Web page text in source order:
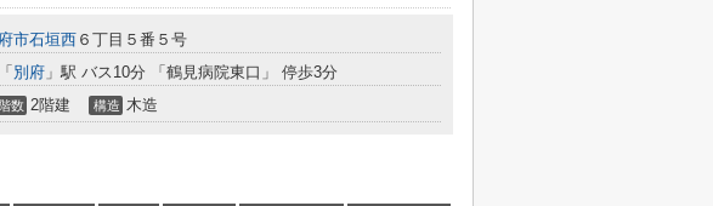
市石垣西 ６丁目５番５号
「 別府 」駅 バス10分 「鶴見病院東口」 停歩3分
数 2階建 構造 木造